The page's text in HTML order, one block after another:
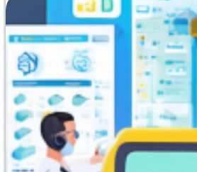
Программа профессиональной
предназначена для
Заниматься можно полностью
охватывает нормативную базу
безопасности транспортных
организована в формате
количеству попыток, поэтому
работ не требуются.
своем сегменте. Оформление
успешного теста в Moodle
приказ, подписанные
занимает до 30 минут, после